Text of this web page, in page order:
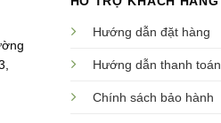
Hướng dẫn đặt hàng
Hướng dẫn thanh toán
Chính sách bảo hành